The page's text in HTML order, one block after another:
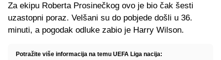
Za ekipu Roberta Prosinečkog ovo je bio čak šesti
uzastopni poraz. Velšani su do pobjede došli u 36.
minuti, a pogodak odluke zabio je Harry Wilson.
Potražite više informacija na temu UEFA Liga nacija: